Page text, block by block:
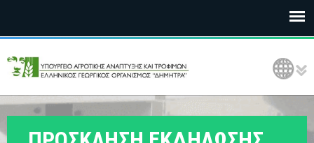
Ε
Λ
Γ
Language Selection